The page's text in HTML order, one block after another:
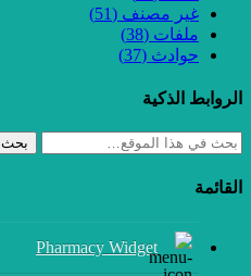
غير مصنف (51)
ملفات (38)
حوادث (37)
الروابط الذكية
بحث
القائمة
Pharmacy Widget